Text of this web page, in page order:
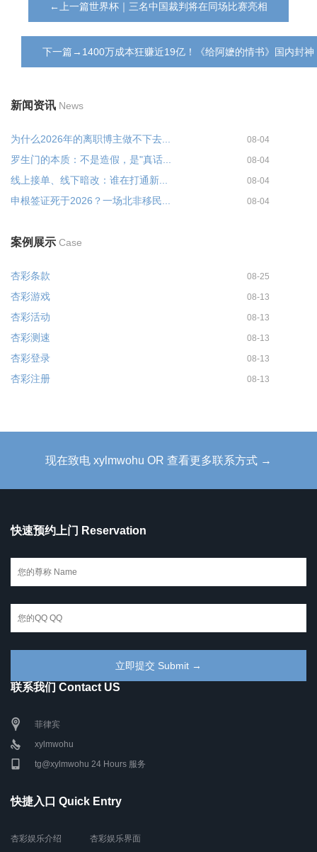
←上一篇世界杯｜三名中国裁判将在同场比赛亮相
下一篇→1400万成本狂赚近19亿！《给阿嬷的情书》国内封神
新闻资讯 News
为什么2026年的离职博主做不下去... 08-04
罗生门的本质：不是造假，是"真话... 08-04
线上接单、线下暗改：谁在打通新... 08-04
申根签证死于2026？一场北非移民... 08-04
案例展示 Case
杏彩条款 08-25
杏彩游戏 08-13
杏彩活动 08-13
杏彩测速 08-13
杏彩登录 08-13
杏彩注册 08-13
现在致电 xylmwohu OR 查看更多联系方式 →
快速预约上门 Reservation
联系我们 Contact US
菲律宾
xylmwohu
tg@xylmwohu 24 Hours 服务
快捷入口 Quick Entry
杏彩娱乐介绍 杏彩娱乐界面